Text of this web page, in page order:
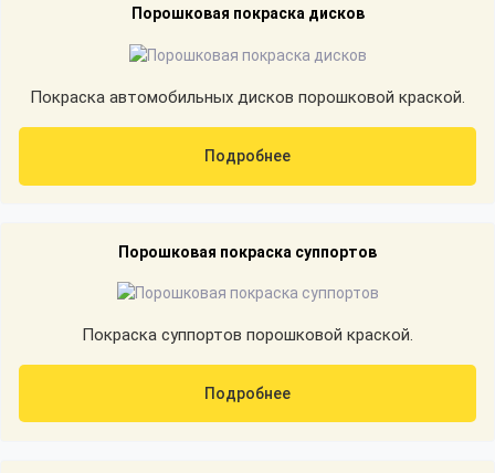
Порошковая покраска дисков
Покраска автомобильных дисков порошковой краской.
Подробнее
Порошковая покраска суппортов
Покраска суппортов порошковой краской.
Подробнее